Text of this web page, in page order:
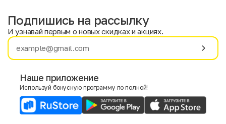
Имя
E-mail
Подпишись на рассылку
И узнавай первым о новых скидках и акциях.
Наше приложение
Используй бонусную программу по полной!